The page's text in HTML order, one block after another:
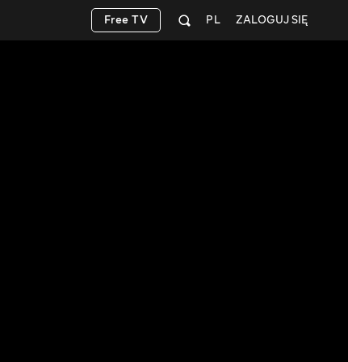
ZALOGUJ SIĘ
PL
Free TV